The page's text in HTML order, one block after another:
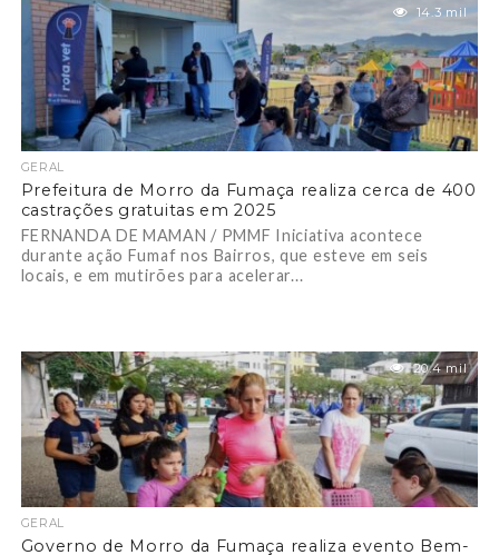
14.3 mil
GERAL
Prefeitura de Morro da Fumaça realiza cerca de 400
castrações gratuitas em 2025
FERNANDA DE MAMAN / PMMF Iniciativa acontece
durante ação Fumaf nos Bairros, que esteve em seis
locais, e em mutirões para acelerar...
20.4 mil
GERAL
Governo de Morro da Fumaça realiza evento Bem-